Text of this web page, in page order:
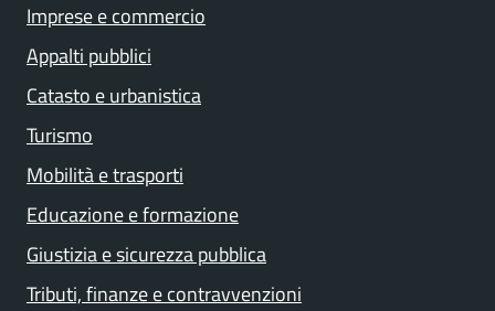
Imprese e commercio
Appalti pubblici
Catasto e urbanistica
Turismo
Mobilità e trasporti
Educazione e formazione
Giustizia e sicurezza pubblica
Tributi, finanze e contravvenzioni